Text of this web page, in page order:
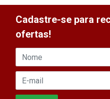
Cadastre-se para
ofertas!